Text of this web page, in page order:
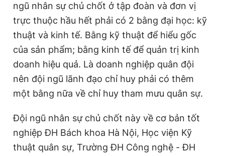
ngũ nhân sự chủ chốt ở tập đoàn và đơn vị
trực thuộc hầu hết phải có 2 bằng đại học: kỹ
thuật và kinh tế. Bằng kỹ thuật để hiểu gốc
của sản phẩm; bằng kinh tế để quản trị kinh
doanh hiệu quả. Là doanh nghiệp quân đội
nên đội ngũ lãnh đạo chỉ huy phải có thêm
một bằng nữa về chỉ huy tham mưu quân sự.
Đội ngũ nhân sự chủ chốt này về cơ bản tốt
nghiệp ĐH Bách khoa Hà Nội, Học viện Kỹ
thuật quân sự, Trường ĐH Công nghệ - ĐH